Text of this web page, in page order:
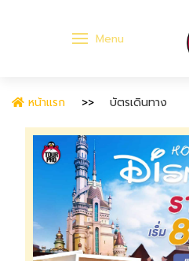
Menu
หน้าแรก บัตรเดินทาง